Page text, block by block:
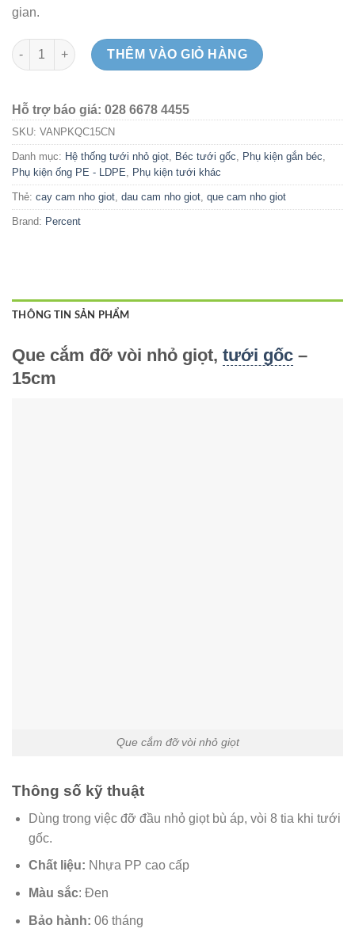
gian.
Que cắm đỡ vòi nhỏ giọt, tưới gốc 15cm - Percent số lượng
THÊM VÀO GIỎ HÀNG
Hỗ trợ báo giá: 028 6678 4455
SKU: VANPKQC15CN
Danh mục: Hệ thống tưới nhỏ giọt Béc tưới gốc Phụ kiện gắn béc
Phụ kiện ống PE - LDPE
Phụ kiện tưới khác
Thẻ: cay cam nho giot dau cam nho giot que cam nho giot
Brand: Percent
THÔNG TIN SẢN PHẨM
Que cắm đỡ vòi nhỏ giọt, tưới gốc –
15cm
Que cắm đỡ vòi nhỏ giọt
Thông số kỹ thuật
Dùng trong việc đỡ đầu nhỏ giọt bù áp, vòi 8 tia khi tưới
gốc.
Chất liệu: Nhựa PP cao cấp
Màu sắc: Đen
Bảo hành: 06 tháng